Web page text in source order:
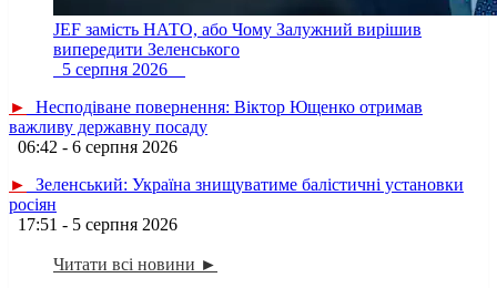
JEF замість НАТО, або Чому Залужний вирішив
випередити Зеленського
5 серпня 2026
►
Несподіване повернення: Віктор Ющенко отримав
важливу державну посаду
06:42 - 6 серпня 2026
►
Зеленський: Україна знищуватиме балістичні установки
росіян
17:51 - 5 серпня 2026
Читати всі новини ►